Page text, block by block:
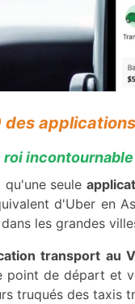
des
roi
seule
d'Uber en
les grandes
transport au
point de départ et
truqués des taxis